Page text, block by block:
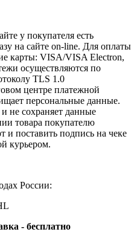
у покупателя есть
на сайте on-line. Для оплаты
карты: VISA/VISA Electron,
осуществляются по
TLS 1.0
центре платежной
персональные данные.
не сохраняет данные
товара покупателю
и поставить подпись на чеке
курьером.
России:
- бесплатно